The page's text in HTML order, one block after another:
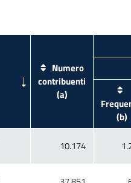
Numero
contribuenti